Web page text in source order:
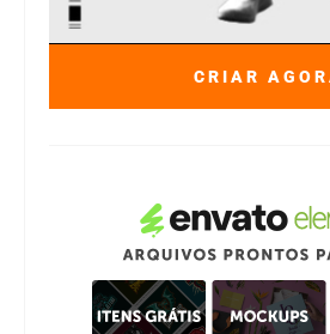
CRIAR